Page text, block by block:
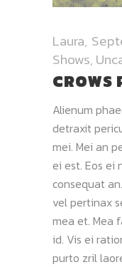
Laura
Shows,
CROWS
Alienum
detraxit
mei. Mei an
ei est. Eos ei
consequat
vel pertinax
mea et. Mea
id. Vis ei
purto zril